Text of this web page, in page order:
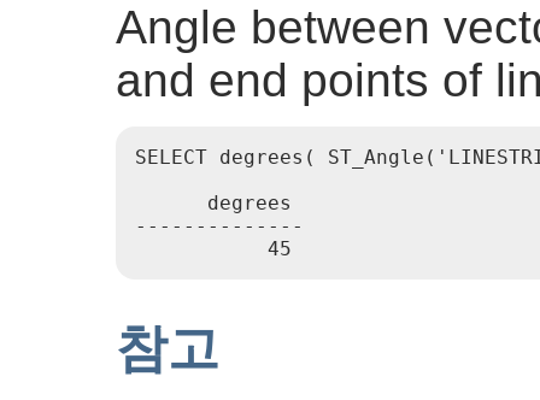
Angle between
and end points of
SELECT degrees(
      degrees
--------------
참고